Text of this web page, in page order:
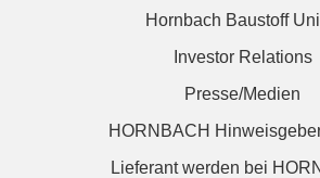
Hornbach Baustoff
Investor Relations
Presse/Medien
HORNBACH
Lieferant werden bei